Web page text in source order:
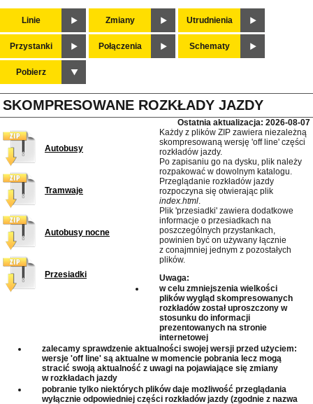
Linie Zmiany Utrudnienia
Przystanki Połączenia Schematy
Pobierz
SKOMPRESOWANE ROZKŁADY JAZDY
Ostatnia aktualizacja: 2026-08-07
Autobusy
Tramwaje
Autobusy nocne
Przesiadki
Każdy z plików ZIP zawiera niezależną
skompresowaną wersję 'off line' części
rozkładów jazdy.
Po zapisaniu go na dysku, plik należy
rozpakować w dowolnym katalogu.
Przeglądanie rozkładów jazdy
rozpoczyna się otwierając plik
index.html.
Plik 'przesiadki' zawiera dodatkowe
informacje o przesiadkach na
poszczególnych przystankach,
powinien być on używany łącznie
z conajmniej jednym z pozostałych
plików.
Uwaga:
w celu zmniejszenia wielkości
plików wygląd skompresowanych
rozkładów został uproszczony w
stosunku do informacji
prezentowanych na stronie
internetowej
zalecamy sprawdzenie aktualności swojej wersji przed użyciem:
wersje 'off line' są aktualne w momencie pobrania lecz mogą
stracić swoją aktualność z uwagi na pojawiające się zmiany
w rozkładach jazdy
pobranie tylko niektórych plików daje możliwość przeglądania
wyłącznie odpowiedniej części rozkładów jazdy (zgodnie z nazwa